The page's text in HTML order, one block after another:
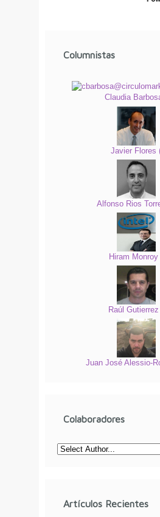
Columnistas
Claudia
Javier Flores
Alfonso Rios
Hiram Monroy
Raúl Gutierrez
Juan José Alessio-
Colaboradores
Artículos Recientes